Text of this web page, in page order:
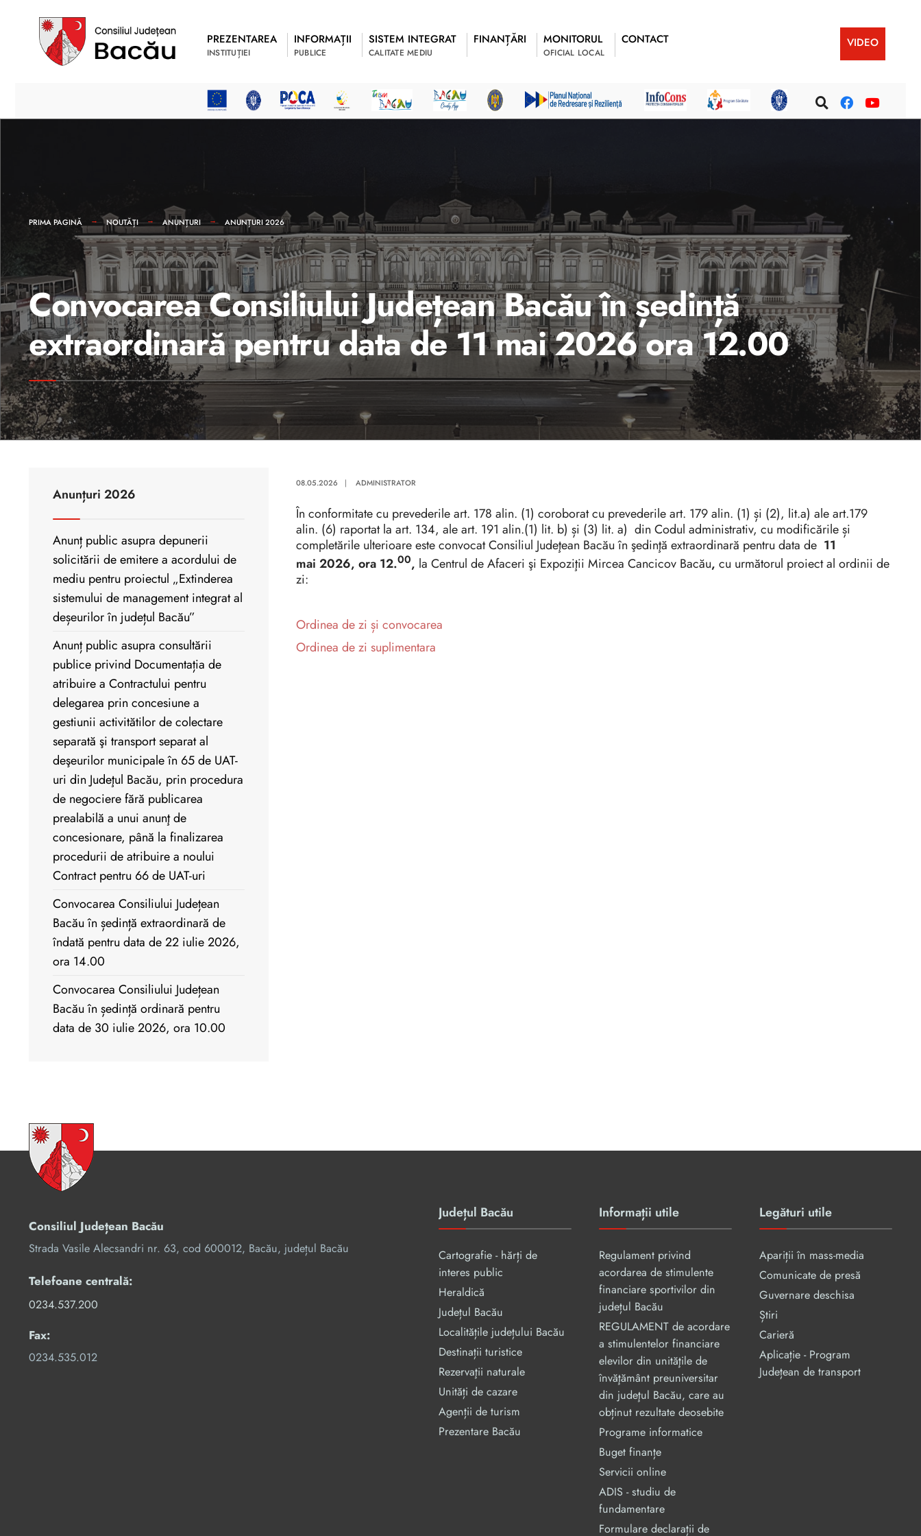
PREZENTAREA
INSTITUȚIEI
INFORMAȚII
PUBLICE
SISTEM INTEGRAT
CALITATE MEDIU
FINANȚĂRI MONITORUL
OFICIAL LOCAL
CONTACT VIDEO
PRIMA PAGINĂ NOUTĂȚI ANUNȚURI ANUNȚURI 2026
Convocarea Consiliului Județean Bacău în ședință
extraordinară pentru data de 11 mai 2026 ora 12.00
08.05.2026 | ADMINISTRATOR
În conformitate cu prevederile art. 178 alin. (1) coroborat cu prevederile art. 179 alin. (1) și (2), lit.a) ale art.179
alin. (6) raportat la art. 134, ale art. 191 alin.(1) lit. b) și (3) lit. a) din Codul administrativ, cu modificările și
completările ulterioare este convocat Consiliul Judeţean Bacău în şedinţă extraordinară pentru data de 11
mai 2026, ora 12.00, la Centrul de Afaceri şi Expoziţii Mircea Cancicov Bacău, cu următorul proiect al ordinii de
zi:
Ordinea de zi și convocarea
Ordinea de zi suplimentara
Anunțuri 2026
Anunț public asupra depunerii
solicitării de emitere a acordului de
mediu pentru proiectul „Extinderea
sistemului de management integrat al
deșeurilor în județul Bacău”
Anunț public asupra consultării
publice privind Documentația de
atribuire a Contractului pentru
delegarea prin concesiune a
gestiunii activitătilor de colectare
separată şi transport separat al
deşeurilor municipale în 65 de UAT-
uri din Judeţul Bacău, prin procedura
de negociere fără publicarea
prealabilă a unui anunţ de
concesionare, până la finalizarea
procedurii de atribuire a noului
Contract pentru 66 de UAT-uri
Convocarea Consiliului Județean
Bacău în ședință extraordinară de
îndată pentru data de 22 iulie 2026,
ora 14.00
Convocarea Consiliului Județean
Bacău în ședință ordinară pentru
data de 30 iulie 2026, ora 10.00
Consiliul Județean Bacău
Strada Vasile Alecsandri nr. 63, cod 600012, Bacău, județul Bacău
Telefoane centrală:
0234.537.200
Fax:
0234.535.012
Județul Bacău
Cartografie - hărți de
interes public
Heraldică
Județul Bacău
Localitățile județului Bacău
Destinații turistice
Rezervaţii naturale
Unități de cazare
Agenții de turism
Prezentare Bacău
Informații utile
Regulament privind
acordarea de stimulente
financiare sportivilor din
județul Bacău
REGULAMENT de acordare
a stimulentelor financiare
elevilor din unităţile de
învăţământ preuniversitar
din judeţul Bacău, care au
obținut rezultate deosebite
Programe informatice
Buget finanțe
Servicii online
ADIS - studiu de
fundamentare
Formulare declarații de
Legături utile
Apariții în mass-media
Comunicate de presă
Guvernare deschisa
Știri
Carieră
Aplicație - Program
Județean de transport